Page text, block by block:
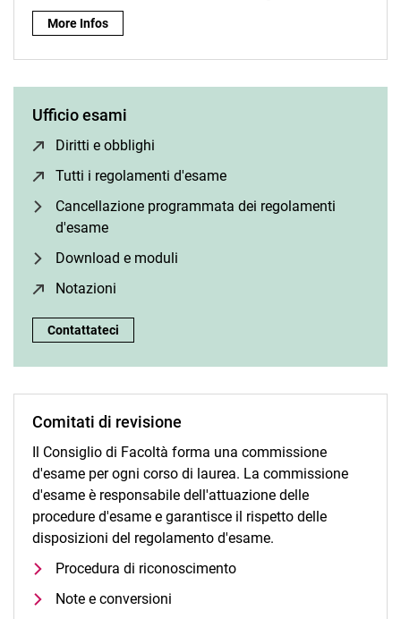
Primo esame di stato come insegnante:
More Infos
Ufficio esami
Diritti e obblighi
Tutti i regolamenti d'esame
Cancellazione programmata dei regolamenti
d'esame
Download e moduli
Notazioni
Ufficio esami:
Contattateci
Comitati di revisione
Il Consiglio di Facoltà forma una commissione
d'esame per ogni corso di laurea. La commissione
d'esame è responsabile dell'attuazione delle
procedure d'esame e garantisce il rispetto delle
disposizioni del regolamento d'esame.
Procedura di riconoscimento
Note e conversioni